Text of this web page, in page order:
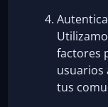
factores
usuarios
tus